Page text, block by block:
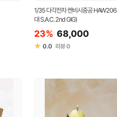
1/35 다각전차 켄비시중공 HAW206
대 S.A.C. 2nd GIG)
23% 68,000
★ 0.0 리뷰0